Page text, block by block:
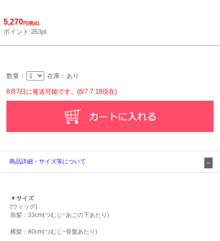
5,270円(税込)
ポイント:263pt
数量： 在庫：あり
8月7日に発送可能です。(8/7 7:18現在)
商品詳細・サイズ等について
▼サイズ
[ウィッグ]
前髪：33cm(つむじ~あごの下あたり)
横髪：80cm(つむじ~骨盤あたり)